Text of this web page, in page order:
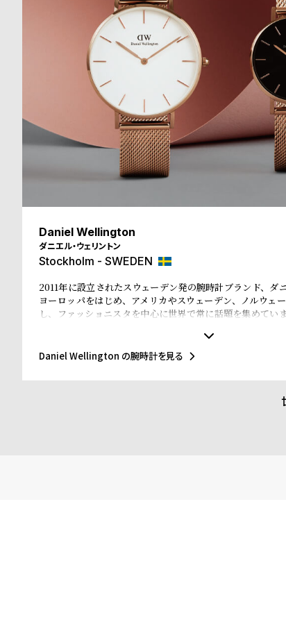
Daniel Wellington
ダニエル・ウェリントン
Stockholm - SWEDEN
2011年に設立されたスウェーデン発の腕時計ブランド、ダ
ヨーロッパをはじめ、アメリカやスウェーデン、ノルウェ
し、ファッショニスタを中心に世界で常に話題を集めてい
O タイプベルトというトレンドスタイルを築き、ファッシ
もたらしました。スウェーデンにおけるシンプルでタイム
スの伝統的で紳士的なスタイルの融合が、高級感を演出し
超えて愛されるデザインであることを証明しています。
Daniel Wellington の腕時計を見る